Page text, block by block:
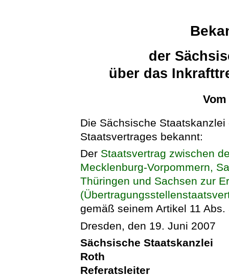
der
über das
Die Sächsische
Staatsvertrages bekannt:
Der Staatsvertrag zwischen
Mecklenburg-Vorpommern,
Thüringen und Sachsen zur
gemäß seinem Artikel 11
Dresden, den 19. Juni 2007
Sächsische Staatskanzlei
Roth
Referatsleiter